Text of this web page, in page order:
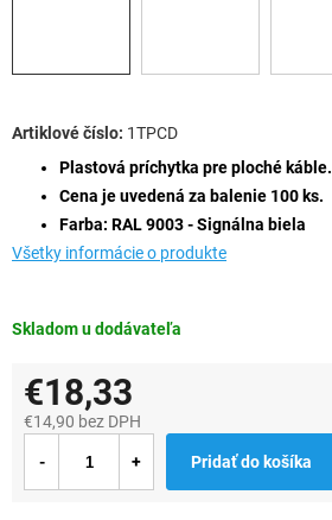
Skladom u dodávateľa
Plastová príchytka pre ploché káble.
Cena je uvedená za balenie 100 ks.
Farba: RAL 9003 - Signálna biela
Všetky informácie o produkte
1TPCD
€18,33
€14,90 bez DPH
cena:
Pridať do košíka